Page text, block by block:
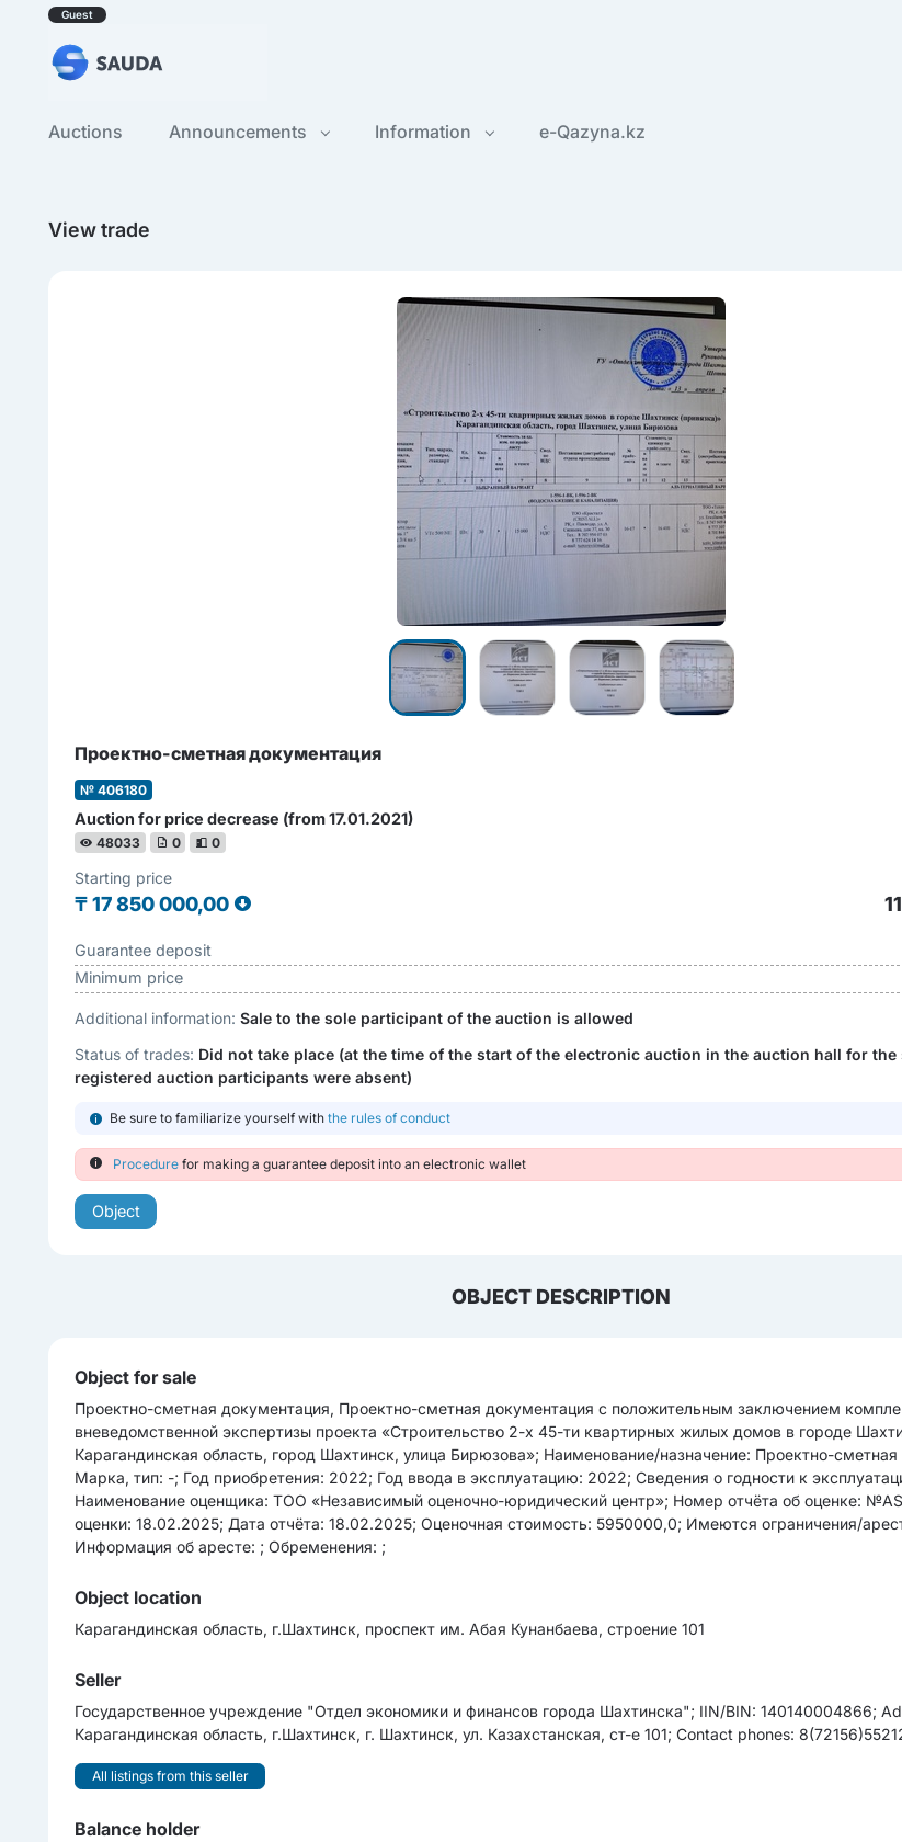
Guest
Auctions Announcements Information e-Qazyna.kz
View trade
Проектно-сметная документация
№ 406180
Auction for price decrease (from 17.01.2021)
48033 0 0
Starting price
₸17 850 000,00
Guarantee deposit
Minimum price
Additional information:Sale to the sole participant of the auction is allowed
Status of trades: Did not take place (at the time of the start of the electronic auction in the auction hall for the
registered auction participants were absent)
Be sure to familiarize yourself withthe rules of conduct
Procedure for making a guarantee deposit into an electronic wallet
Object
OBJECT DESCRIPTION
Object for sale
Проектно-сметная документация, Проектно-сметная документация с положительным заключением
вневедомственной экспертизы проекта «Строительство 2-х 45-ти квартирных жилых домов в городе
Карагандинская область, город Шахтинск, улица Бирюзова»; Наименование/назначение: Проектно-
Марка, тип: -; Год приобретения: 2022; Год ввода в эксплуатацию: 2022; Сведения о годности к
Наименование оценщика: ТОО «Независимый оценочно-юридический центр»; Номер отчёта об оценке:
оценки: 18.02.2025; Дата отчёта: 18.02.2025; Оценочная стоимость: 5950000,0; Имеются ограничения/
Информация об аресте: ; Обременения: ;
Object location
Карагандинская область, г.Шахтинск, проспект им. Абая Кунанбаева, строение 101
Seller
Государственное учреждение "Отдел экономики и финансов города Шахтинска"; IIN/BIN: 140140004866;
Карагандинская область, г.Шахтинск, г. Шахтинск, ул. Казахстанская, ст-е 101; Contact phones:
All listings from this seller
Balance holder